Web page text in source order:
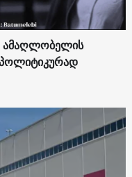
ამაღლობელის